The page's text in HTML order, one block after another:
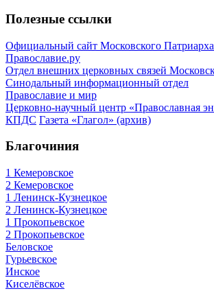
Полезные ссылки
Официальный сайт Московского
Православие.ру
Отдел внешних церковных связей
Синодальный информационный отдел
Православие и мир
Церковно-научный центр «Православная
КПДС Газета «Глагол» (архив)
Благочиния
1 Кемеровское
2 Кемеровское
1 Ленинск-Кузнецкое
2 Ленинск-Кузнецкое
1 Прокопьевское
2 Прокопьевское
Беловское
Гурьевское
Инское
Киселёвское